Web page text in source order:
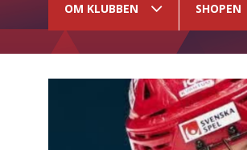
OM KLUBBEN SHOPEN